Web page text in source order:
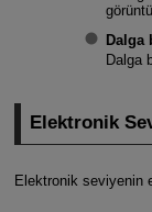
Dalga
Dalga
Elektronik
Elektronik seviyenin